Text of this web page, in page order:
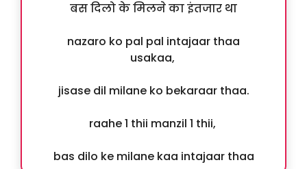
बस दिलो के मिलने का इंतजार था
nazaro ko pal pal intajaar thaa
usakaa,
jisase dil milane ko bekaraar thaa.
raahe 1 thii manzil 1 thii,
bas dilo ke milane kaa intajaar thaa